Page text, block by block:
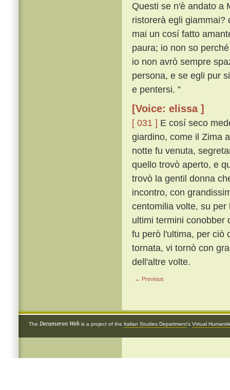
Questi se n'è andato a
ristorerà egli giammai?
mai un cosí fatto
paura; io non so
io non avrò sempre
persona, e se egli pur
e pentersi. ”
[Voice: elissa ]
[ 031 ] E cosí seco
giardino, come il Zima
notte fu venuta,
quello trovò aperto, e
trovò la gentil donna
incontro, con
centomilia volte, su
ultimi termini conobber
fu però l'ultima, per ciò
tornata, vi tornò con
dell'altre volte.
← Previous
The Decameron Web is a project of the Italian Studies Department's Virtual